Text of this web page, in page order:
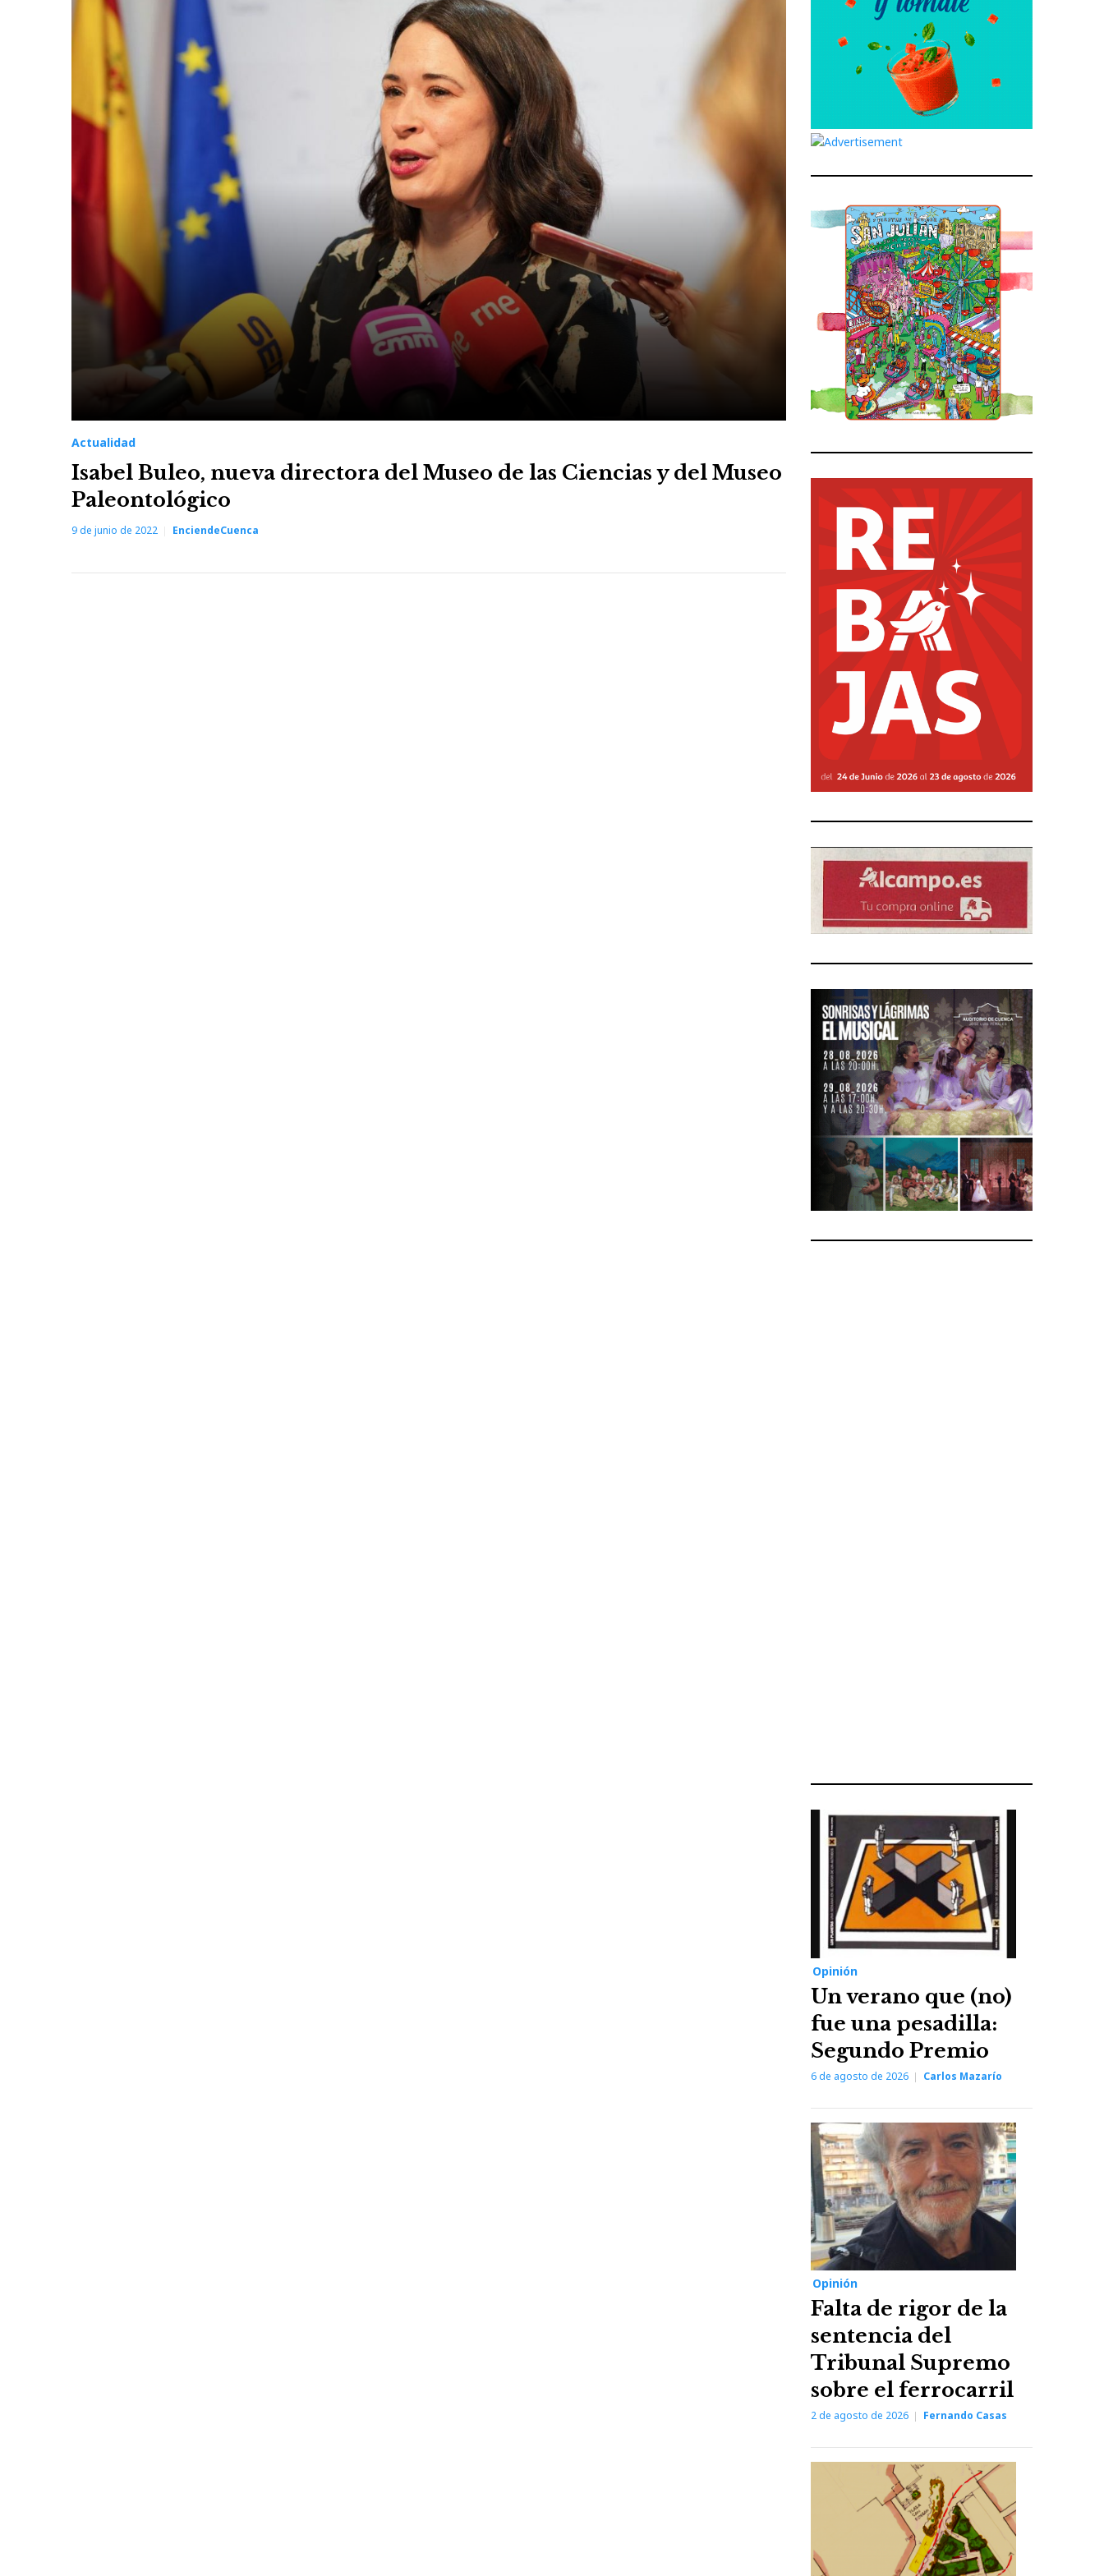
Buleo
Actualidad
Isabel Buleo, nueva directora del Museo de las Ciencias y del Museo
Paleontológico
9 de junio de 2022 EnciendeCuenca
Opinión
Un verano que (no)
fue una pesadilla:
Segundo Premio
6 de agosto de 2026 Carlos Mazarío
Opinión
Falta de rigor de la
sentencia del
Tribunal Supremo
sobre el ferrocarril
2 de agosto de 2026 Fernando Casas